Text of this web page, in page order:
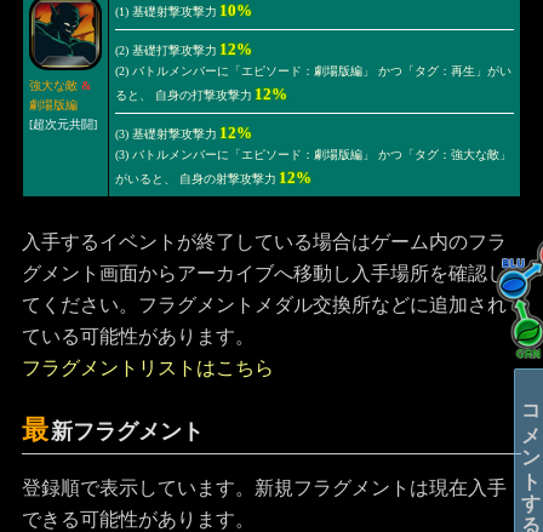
強大な敵&
劇場版編
[超次元共闘]
(1) 基礎射撃攻撃力 10%
(2) 基礎打撃攻撃力 12%
(2) バトルメンバーに「エピソード：劇場版編」 かつ「タグ：再生」がい
ると、 自身の打撃攻撃力 12%
(3) 基礎射撃攻撃力 12%
(3) バトルメンバーに「エピソード：劇場版編」 かつ「タグ：強大な敵」
がいると、 自身の射撃攻撃力 12%
入手するイベントが終了している場合はゲーム内のフラ
グメント画面からアーカイブへ移動し入手場所を確認し
てください。フラグメントメダル交換所などに追加され
ている可能性があります。
フラグメントリストはこちら
最新フラグメント
登録順で表示しています。新規フラグメントは現在入手
できる可能性があります。
コメントする